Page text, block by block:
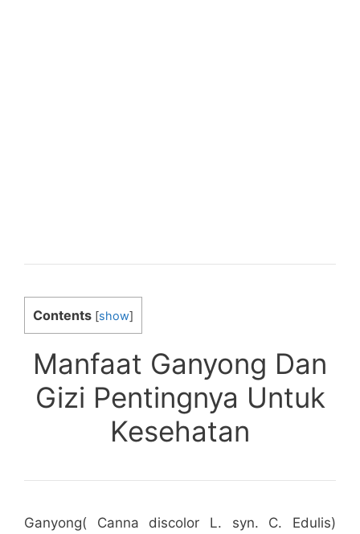
Contents [show]
Manfaat Ganyong Dan
Gizi Pentingnya Untuk
Kesehatan
Ganyong( Canna discolor L. syn. C. Edulis)